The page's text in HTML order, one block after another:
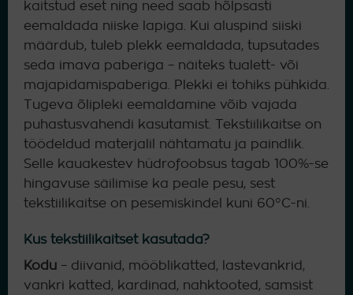
kaitstud eset ning need saab hõlpsasti
eemaldada niiske lapiga. Kui aluspind siiski
määrdub, tuleb plekk eemaldada, tupsutades
seda imava paberiga – näiteks tualett- või
majapidamispaberiga. Plekki ei tohiks pühkida.
Tugeva õlipleki eemaldamine võib vajada
puhastusvahendi kasutamist. Tekstiilikaitse on
töödeldud materjalil nähtamatu ja paindlik.
Selle kauakestev hüdrofoobsus tagab 100%-se
hingavuse säilimise ka peale pesu, sest
tekstiilikaitse on pesemiskindel kuni 60°C-ni.
Kus tekstiilikaitset kasutada?
Kodu– diivanid, mööblikatted, lastevankrid,
vankri katted, kardinad, nahktooted, samsist